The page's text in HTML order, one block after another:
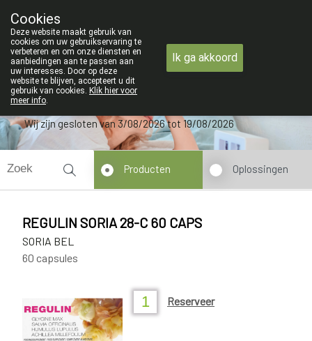
09 228 32 36
Wij zijn gesloten van 3/08/2026 tot 19/08/2026
Producten Oplossingen
REGULIN SORIA 28-C 60 CAPS
SORIA BEL
60 capsules
Reserveer
Cookies
Deze website maakt gebruik van
cookies om uw gebruikservaring te
verbeteren en om onze diensten en
aanbiedingen aan te passen aan
uw interesses. Door op deze
website te blijven, accepteert u dit
gebruik van cookies. Klik hier voor
meer info.
Ik ga akkoord